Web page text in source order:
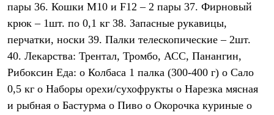
пары 36. Кошки M10 и F12 – 2 пары 37. Фирновый
крюк – 1шт. по 0,1 кг 38. Запасные рукавицы,
перчатки, носки 39. Палки телескопические – 2шт.
40. Лекарства: Трентал, Тромбо, АСС, Панангин,
Рибоксин Еда: o Колбаса 1 палка (300-400 г) o Сало
0,5 кг o Наборы орехи/сухофрукты o Нарезка мясная
и рыбная o Бастурма o Пиво o Окорочка куриные o